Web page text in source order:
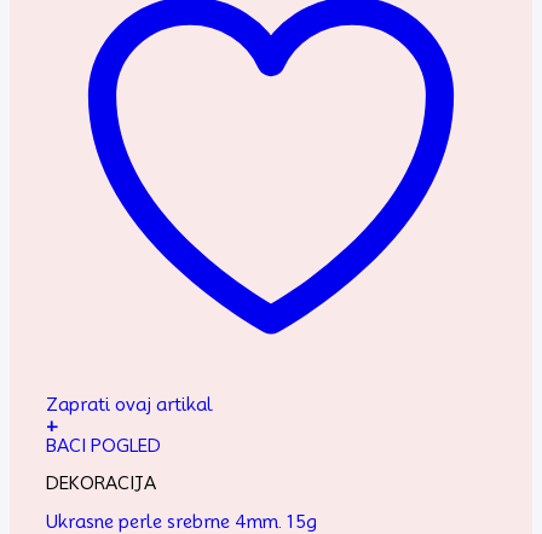
Zaprati ovaj artikal
+
BACI POGLED
DEKORACIJA
Ukrasne perle srebrne 4mm. 15g